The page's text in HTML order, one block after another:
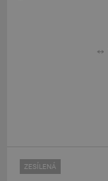
ZESÍLENÁ